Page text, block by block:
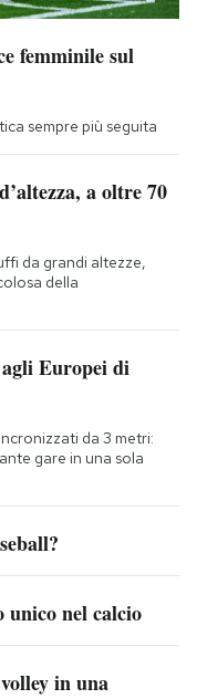
femminile sul
sempre più seguita
a oltre 70
da grandi altezze,
della
Europei di
da 3 metri:
gare in una sola
unico nel calcio
in una